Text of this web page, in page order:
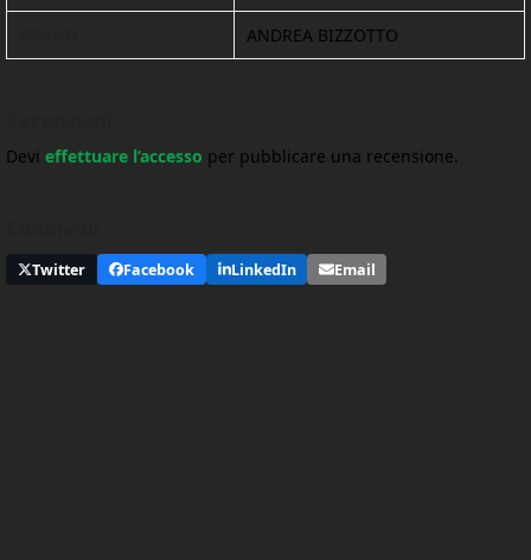
ANDREA BIZZOTTO
Devi effettuare l’accesso per pubblicare una recensione.
Twitter Facebook LinkedIn Email